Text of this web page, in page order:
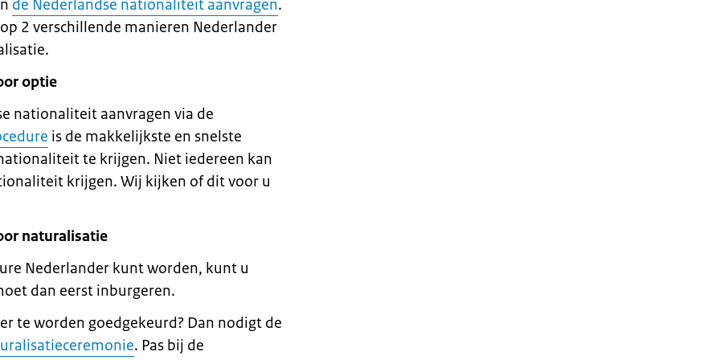
de Nederlandse nationaliteit aanvragen.
2 verschillende manieren Nederlander
optie
nationaliteit aanvragen via de
is de makkelijkste en snelste
te krijgen. Niet iedereen kan
krijgen. Wij kijken of dit voor u
naturalisatie
Nederlander kunt worden, kunt u
dan eerst inburgeren.
te worden goedgekeurd? Dan nodigt de
. Pas bij de